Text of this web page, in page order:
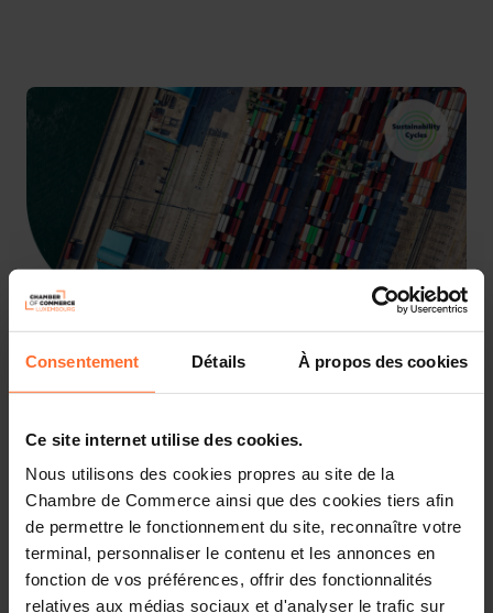
Consentement Détails À propos des cookies
Ce site internet utilise des cookies.
Nous utilisons des cookies propres au site de la
Chambre de Commerce ainsi que des cookies tiers afin
de permettre le fonctionnement du site, reconnaître votre
terminal, personnaliser le contenu et les annonces en
fonction de vos préférences, offrir des fonctionnalités
relatives aux médias sociaux et d'analyser le trafic sur
La durabilité est devenue un enjeu central dans les
relations commerciales, transformant la manière dont les
Lors de cet événement qui s'inscrit dans le cadre des
Sustainability Cycles, nous explorerons comment
(Environnementaux, Sociaux et de Gouvernance) et
l'impact de ces pratiques sur les chaînes de valeur et
d'approvisionnement. Il s'agira de comprendre comment